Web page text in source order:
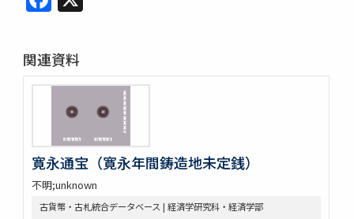
関連資料
寛永通宝（寛永年間鋳造地未定銭）
不明;unknown
古貨幣・古札統合データベース | 経済学研究科・経済学部